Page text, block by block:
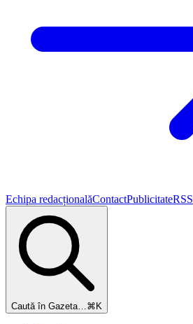
Echipa redacționalăContactPublicitateRSS
Caută în Gazeta…⌘K